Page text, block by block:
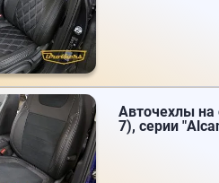
Авточехлы на
7), серии